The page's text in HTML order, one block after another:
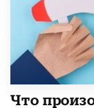
​Что